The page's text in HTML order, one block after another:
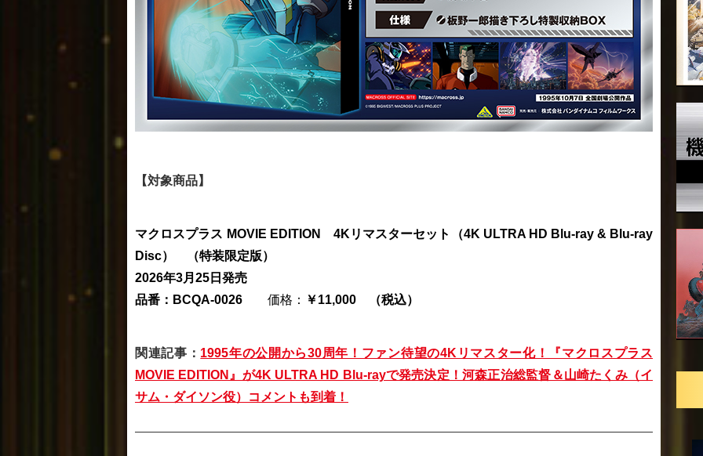
【対象商品】
マクロスプラス MOVIE EDITION 4Kリマスターセット（4K ULTRA HD Blu-ray & Blu-ray
Disc） （特装限定版）
2026年3月25日発売
品番：BCQA-0026
価格： ￥11,000 （税込）
関連記事： 1995年の公開から30周年！ファン待望の4Kリマスター化！『マクロスプラス
MOVIE EDITION』が4K ULTRA HD Blu-rayで発売決定！河森正治総監督＆山崎たくみ（イ
サム・ダイソン役）コメントも到着！